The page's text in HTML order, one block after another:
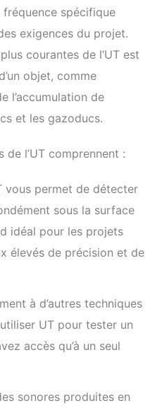
spécifique
exigences du projet.
courantes de l’UT est
objet, comme
l’accumulation de
et les gazoducs.
de l’UT comprennent :
vous permet de détecter
sous la surface
idéal pour les projets
élevés de précision et de
à d’autres techniques
UT pour tester un
accès qu’à un seul
sonores produites en